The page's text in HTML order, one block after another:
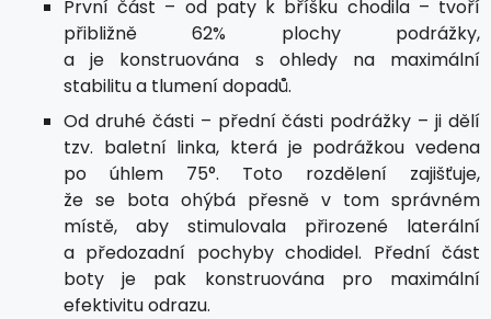
První část – od paty k bříšku chodila – tvoří
přibližně 62% plochy podrážky,
a je konstruována s ohledy na maximální
stabilitu a tlumení dopadů.
Od druhé části – přední části podrážky – ji dělí
tzv. baletní linka, která je podrážkou vedena
po úhlem 75°. Toto rozdělení zajišťuje,
že se bota ohýbá přesně v tom správném
místě, aby stimulovala přirozené laterální
a předozadní pochyby chodidel. Přední část
boty je pak konstruována pro maximální
efektivitu odrazu.